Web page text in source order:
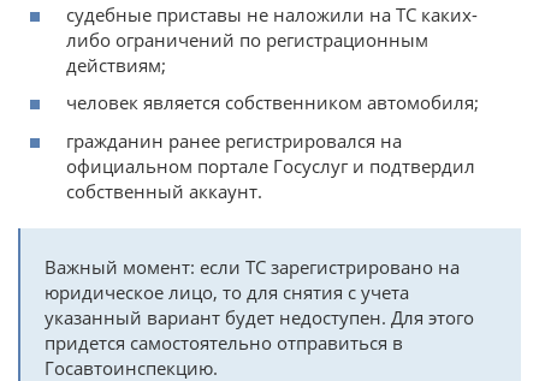
судебные приставы не наложили на ТС каких-
либо ограничений по регистрационным
действиям;
человек является собственником автомобиля;
гражданин ранее регистрировался на
официальном портале Госуслуг и подтвердил
собственный аккаунт.
Важный момент: если ТС зарегистрировано на
юридическое лицо, то для снятия с учета
указанный вариант будет недоступен. Для этого
придется самостоятельно отправиться в
Госавтоинспекцию.